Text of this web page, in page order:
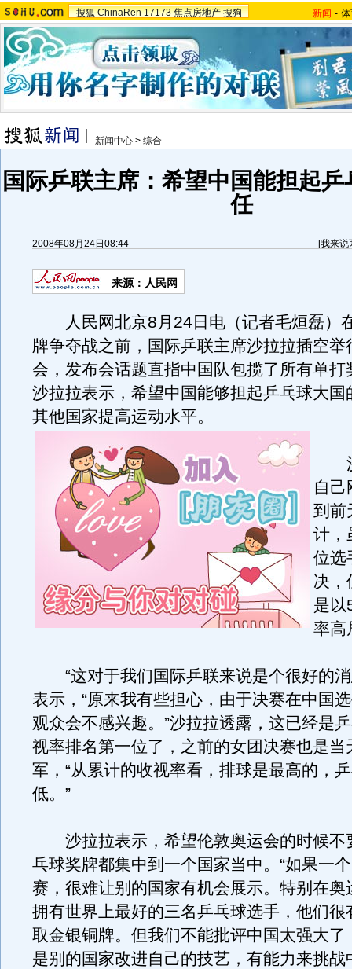
搜狐 ChinaRen 17173 焦点房地产 搜狗 新闻 -
新闻中心 > 综合
国际乒联主席：希望中国能担起
任
2008年08月24日08:44 [我来说
来源：人民网
人民网北京8月24日电（记者毛烜磊）
牌争夺战之前，国际乒联主席沙拉拉插空举
会，发布会话题直指中国队包揽了所有单打
沙拉拉表示，希望中国能够担起乒乓球大国
其他国家提高运动水平。
沙
自己
到前
计，
位选
决，
是以
率高
“这对于我们国际乒联来说是个很好的消
表示，“原来我有些担心，由于决赛在中国
观众会不感兴趣。”沙拉拉透露，这已经是
视率排名第一位了，之前的女团决赛也是当
军，“从累计的收视率看，排球是最高的，
低。”
沙拉拉表示，希望伦敦奥运会的时候不
乓球奖牌都集中到一个国家当中。“如果一
赛，很难让别的国家有机会展示。特别在奥
拥有世界上最好的三名乒乓球选手，他们很
取金银铜牌。但我们不能批评中国太强大了
是别的国家改进自己的技艺，有能力来挑战